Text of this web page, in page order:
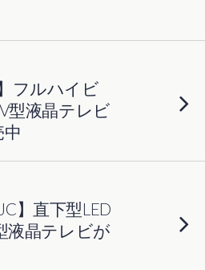
フルハイビ
型液晶テレビ
】直下型LED
液晶テレビが